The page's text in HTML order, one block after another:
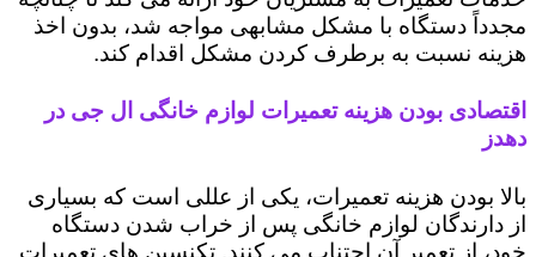
مجدداً دستگاه با مشکل مشابهی مواجه شد، بدون اخذ
هزینه نسبت به برطرف کردن مشکل اقدام کند.
اقتصادی بودن هزینه تعمیرات لوازم خانگی ال جی در
دهدز
بالا بودن هزینه تعمیرات، یکی از عللی است که بسیاری
از دارندگان لوازم خانگی پس از خراب شدن دستگاه
خود، از تعمیر آن اجتناب می کنند. تکنسین های تعمیرات